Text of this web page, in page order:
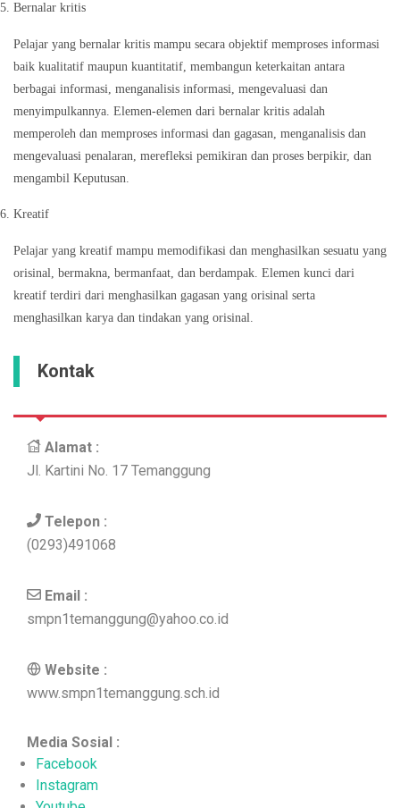
Kontak
Alamat :
Jl. Kartini No. 17 Temanggung
Telepon :
(0293)491068
Email :
smpn1temanggung@yahoo.co.id
Website :
www.smpn1temanggung.sch.id
Media Sosial :
Facebook
Instagram
Bernalar kritis
Pelajar yang bernalar kritis mampu secara objektif memproses informasi
baik kualitatif maupun kuantitatif, membangun keterkaitan antara
berbagai informasi, menganalisis informasi, mengevaluasi dan
menyimpulkannya. Elemen-elemen dari bernalar kritis adalah
memperoleh dan memproses informasi dan gagasan, menganalisis dan
mengevaluasi penalaran, merefleksi pemikiran dan proses berpikir, dan
mengambil Keputusan.
Kreatif
Pelajar yang kreatif mampu memodifikasi dan menghasilkan sesuatu yang
orisinal, bermakna, bermanfaat, dan berdampak. Elemen kunci dari
kreatif terdiri dari menghasilkan gagasan yang orisinal serta
menghasilkan karya dan tindakan yang orisinal.